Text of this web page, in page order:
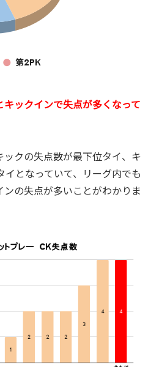
キックインで失点が多くなって
クの失点数が最下位タイ、キ
イとなっていて、リーグ内でも
の失点が多いことがわかりま